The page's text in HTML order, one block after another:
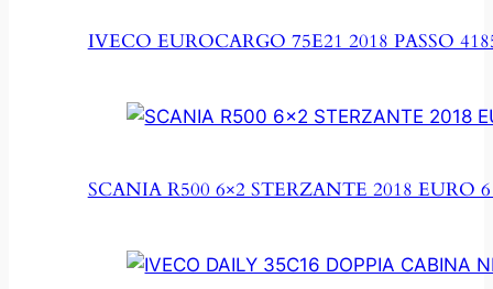
IVECO EUROCARGO 75E21 2018 PASSO
SCANIA R500 6×2 STERZANTE 2018 EURO